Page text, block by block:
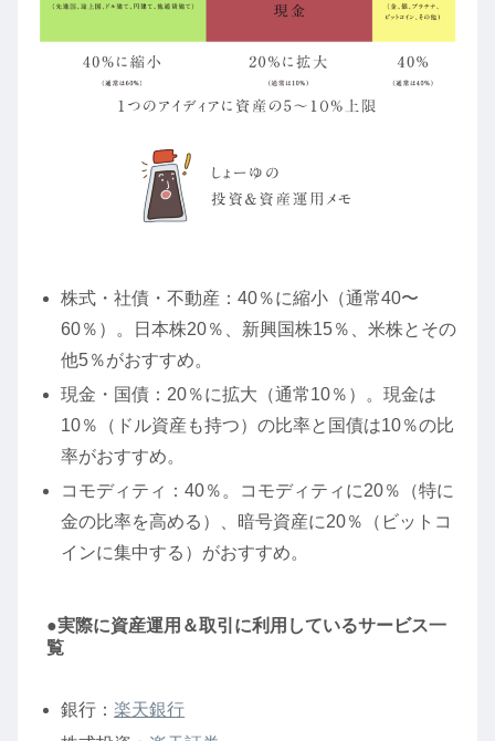
株式・社債・不動産：40％に縮小（通常40〜
60％）。日本株20％、新興国株15％、米株とその
他5％がおすすめ。
現金・国債：20％に拡大（通常10％）。現金は
10％（ドル資産も持つ）の比率と国債は10％の比
率がおすすめ。
コモディティ：40％。コモディティに20％（特に
金の比率を高める）、暗号資産に20％（ビットコ
インに集中する）がおすすめ。
●実際に資産運用＆取引に利用しているサービス一
覧
銀行：楽天銀行